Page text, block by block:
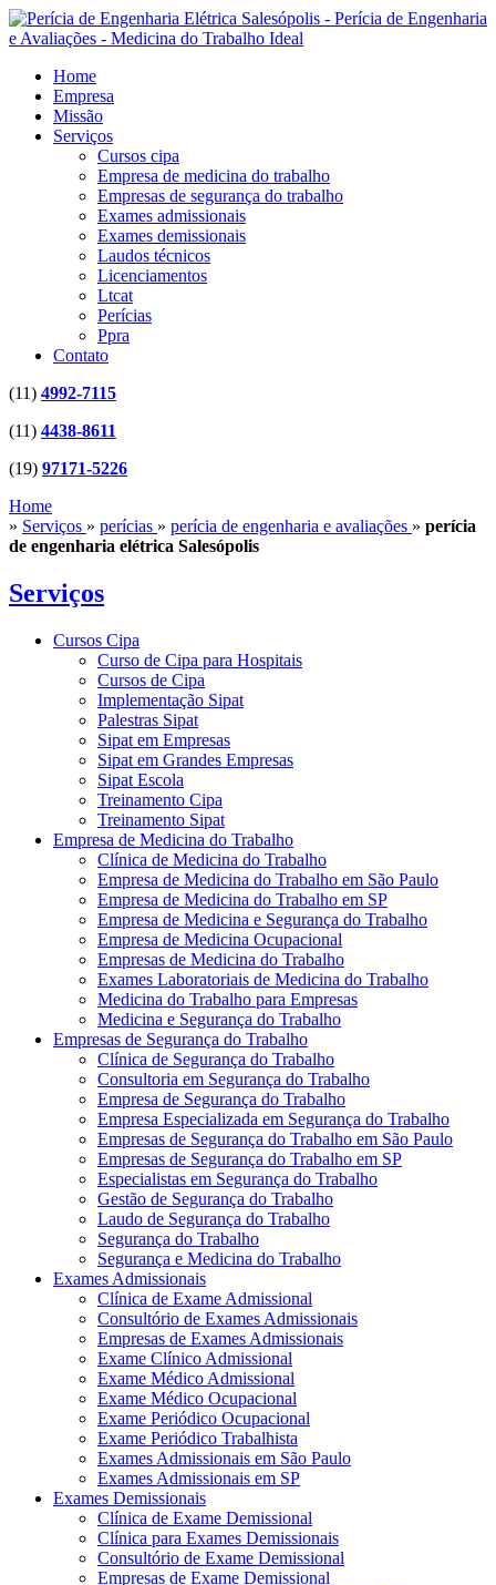
Home
Empresa
Missão
Serviços
Cursos cipa
Empresa de medicina do trabalho
Empresas de segurança do trabalho
Exames admissionais
Exames demissionais
Laudos técnicos
Licenciamentos
Ltcat
Perícias
Ppra
Contato
(11) 4992-7115
(11) 4438-8611
(19) 97171-5226
Home
» Serviços » perícias » perícia de engenharia e avaliações » perícia
de engenharia elétrica Salesópolis
Serviços
Cursos Cipa
Curso de Cipa para Hospitais
Cursos de Cipa
Implementação Sipat
Palestras Sipat
Sipat em Empresas
Sipat em Grandes Empresas
Sipat Escola
Treinamento Cipa
Treinamento Sipat
Empresa de Medicina do Trabalho
Clínica de Medicina do Trabalho
Empresa de Medicina do Trabalho em São Paulo
Empresa de Medicina do Trabalho em SP
Empresa de Medicina e Segurança do Trabalho
Empresa de Medicina Ocupacional
Empresas de Medicina do Trabalho
Exames Laboratoriais de Medicina do Trabalho
Medicina do Trabalho para Empresas
Medicina e Segurança do Trabalho
Empresas de Segurança do Trabalho
Clínica de Segurança do Trabalho
Consultoria em Segurança do Trabalho
Empresa de Segurança do Trabalho
Empresa Especializada em Segurança do Trabalho
Empresas de Segurança do Trabalho em São Paulo
Empresas de Segurança do Trabalho em SP
Especialistas em Segurança do Trabalho
Gestão de Segurança do Trabalho
Laudo de Segurança do Trabalho
Segurança do Trabalho
Segurança e Medicina do Trabalho
Exames Admissionais
Clínica de Exame Admissional
Consultório de Exames Admissionais
Empresas de Exames Admissionais
Exame Clínico Admissional
Exame Médico Admissional
Exame Médico Ocupacional
Exame Periódico Ocupacional
Exame Periódico Trabalhista
Exames Admissionais em São Paulo
Exames Admissionais em SP
Exames Demissionais
Clínica de Exame Demissional
Clínica para Exames Demissionais
Consultório de Exame Demissional
Empresas de Exame Demissional